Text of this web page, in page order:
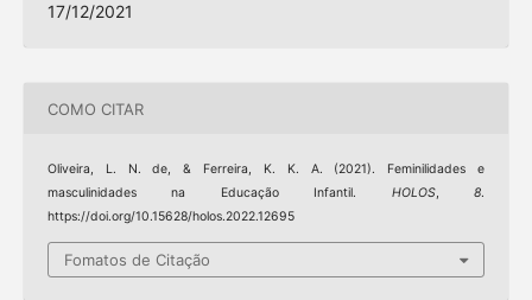
17/12/2021
COMO CITAR
Oliveira, L. N. de, & Ferreira, K. K. A. (2021). Feminilidades e
masculinidades na Educação Infantil. HOLOS,8.
https://doi.org/10.15628/holos.2022.12695
Fomatos de Citação